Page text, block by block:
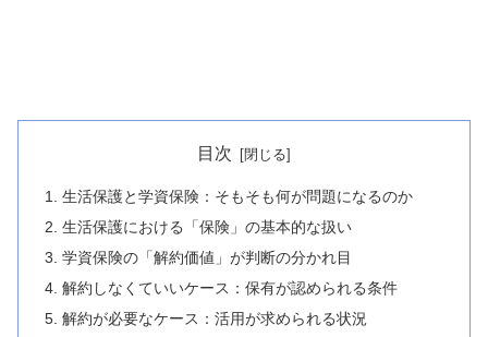
目次
生活保護と学資保険：そもそも何が問題になるのか
生活保護における「保険」の基本的な扱い
学資保険の「解約価値」が判断の分かれ目
解約しなくていいケース：保有が認められる条件
解約が必要なケース：活用が求められる状況